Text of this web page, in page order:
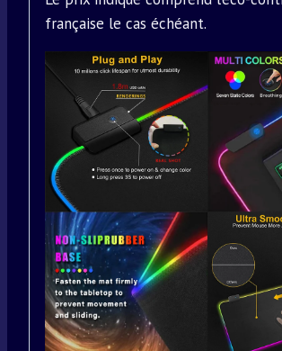
française le cas échéant.